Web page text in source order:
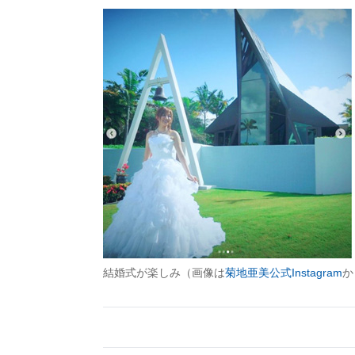
結婚式が楽しみ（画像は菊地亜美公式Instagram